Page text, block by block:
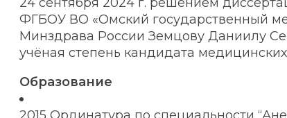
ФГБОУ ВО «Омский государственный
Минздрава России Земцову Даниилу
учёная степень кандидата
Образование